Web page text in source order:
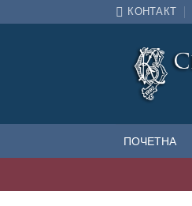
КОНТАКТ
ПОЧЕТНА